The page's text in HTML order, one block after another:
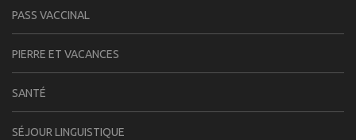
PASS VACCINAL
PIERRE ET VACANCES
SANTÉ
SÉJOUR LINGUISTIQUE